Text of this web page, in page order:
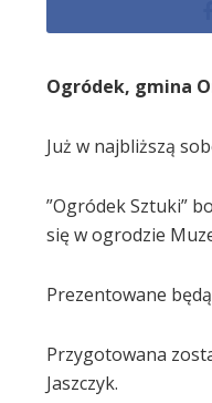
Ogródek, gmina
Już w najbliższą
”Ogródek Sztuki”
się w ogrodzie
Prezentowane
Przygotowana
Jaszczyk.